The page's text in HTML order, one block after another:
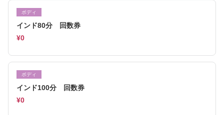
ボディ
インド80分 回数券
¥0
ボディ
インド100分 回数券
¥0